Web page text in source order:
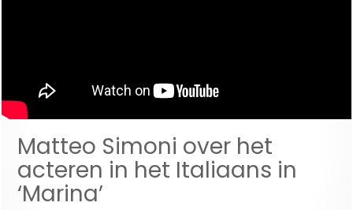
Matteo Simoni over het
acteren in het Italiaans in
‘Marina’